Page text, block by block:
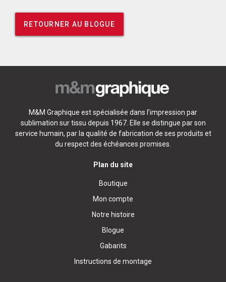
RETOURNER AU BLOGUE
M&M Graphique est spécialisée dans l’impression par
sublimation sur tissu depuis 1967. Elle se distingue par son
service humain, par la qualité de fabrication de ses produits et
du respect des échéances promises.
Plan du site
Boutique
Mon compte
Notre histoire
Blogue
Gabarits
Instructions de montage